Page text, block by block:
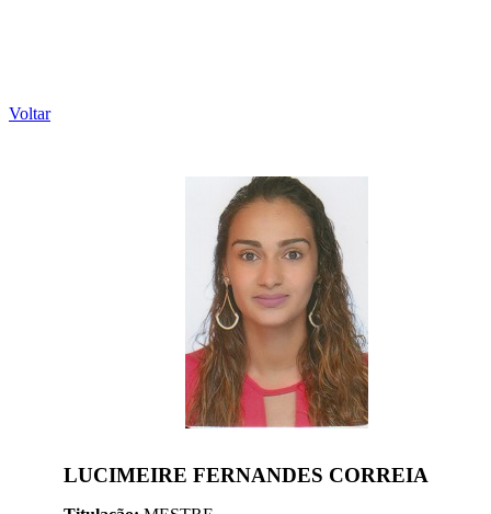
Voltar
LUCIMEIRE FERNANDES CORREIA